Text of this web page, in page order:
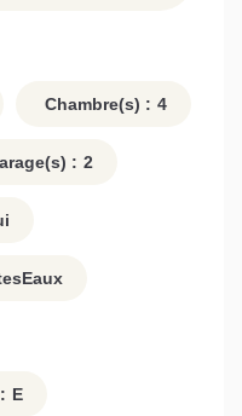
Chambre(s) : 4
: 2
E